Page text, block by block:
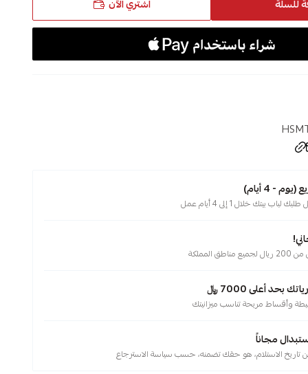
للسلة اشتري الآن
- 4 أيام)
بيتك خلال 1 إلى 4 أيام عمل
المملكة
بحد أعلى 7000 ﷼
وأقساط مريحة تناسب ميزانيتك
مجاناً